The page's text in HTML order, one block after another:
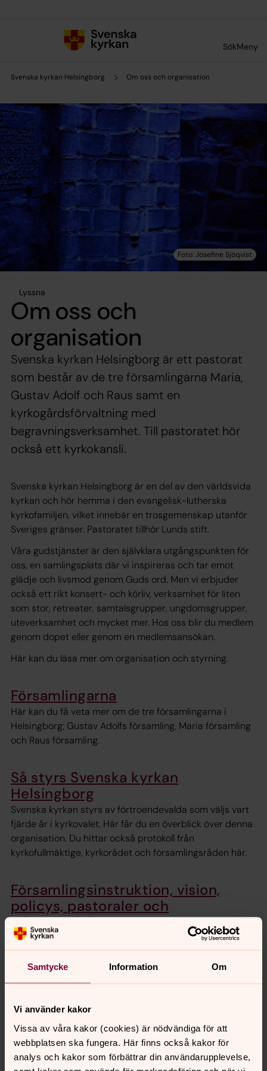
Samtycke Information Om
Vi använder kakor
Vissa av våra kakor (cookies) är nödvändiga för att
webbplatsen ska fungera. Här finns också kakor för
analys och kakor som förbättrar din användarupplevelse,
SökMeny
Svenska kyrkan Helsingborg Om oss och organisation
Lyssna
Om oss och
organisation
Svenska kyrkan Helsingborg är ett pastorat
som består av de tre församlingarna Maria,
Gustav Adolf och Raus samt en
kyrkogårdsförvaltning med
begravningsverksamhet. Till pastoratet hör
också ett kyrkokansli.
Svenska kyrkan Helsingborg är en del av den världsvida
kyrkan och hör hemma i den evangelisk-lutherska
kyrkofamiljen, vilket innebär en trosgemenskap utanför
Sveriges gränser. Pastoratet tillhör Lunds stift.
Våra gudstjänster är den självklara utgångspunkten för
oss, en samlingsplats där vi inspireras och tar emot
glädje och livsmod genom Guds ord. Men vi erbjuder
också ett rikt konsert- och körliv, verksamhet för liten
som stor, retreater, samtalsgrupper, ungdomsgrupper,
uteverksamhet och mycket mer. Hos oss blir du medlem
genom dopet eller genom en medlemsansökan.
Här kan du läsa mer om organisation och styrning.
Församlingarna
Här kan du få veta mer om de tre församlingarna i
Helsingborg; Gustav Adolfs församling, Maria församling
och Raus församling.
Så styrs Svenska kyrkan
Helsingborg
Svenska kyrkan styrs av förtroendevalda som väljs vart
fjärde år i kyrkovalet. Här får du en överblick över denna
organisation. Du hittar också protokoll från
kyrkofullmäktige, kyrkorådet och församlingsråden här.
Församlingsinstruktion, vision,
policys, pastoraler och
arbetsordning
Här finns församlingsinstruktionen med regler och
programförklaring för verksamheten, samt Svenska
kyrkans Helsingborgs vision, pastoraler, policys,
arbetsordningar och handlingsplaner.
Budget och årsredovisning
Här hittar du budget och årsredovisning för Svenska
kyrkan Helsingborg.